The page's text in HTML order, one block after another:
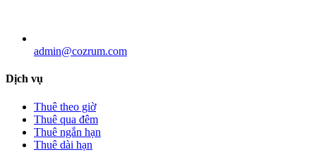
admin@cozrum.com
Dịch vụ
Thuê theo giờ
Thuê qua đêm
Thuê ngắn hạn
Thuê dài hạn